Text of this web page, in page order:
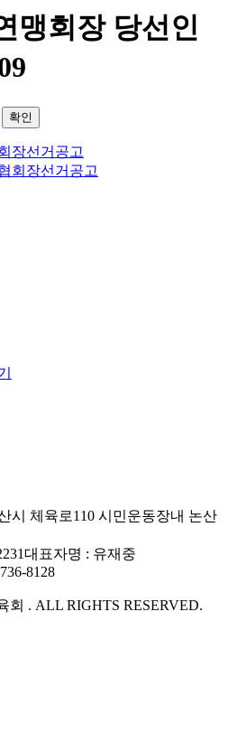
맹회장 당선인
확인
장선거공고
회장선거공고
시 체육로110 시민운동장내 논산
대표자명 : 유재중
8128
회 . ALL RIGHTS RESERVED.